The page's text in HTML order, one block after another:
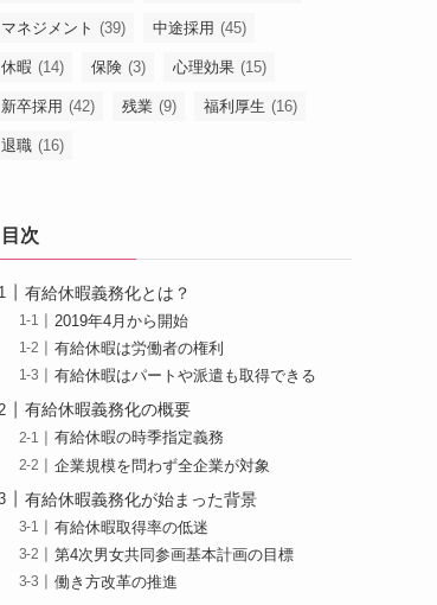
マネジメント (39) 中途採用 (45)
休暇 (14) 保険 (3) 心理効果 (15)
新卒採用 (42) 残業 (9) 福利厚生 (16)
退職 (16)
目次
有給休暇義務化とは？
2019年4月から開始
有給休暇は労働者の権利
有給休暇はパートや派遣も取得できる
有給休暇義務化の概要
有給休暇の時季指定義務
企業規模を問わず全企業が対象
有給休暇義務化が始まった背景
有給休暇取得率の低迷
第4次男女共同参画基本計画の目標
働き方改革の推進